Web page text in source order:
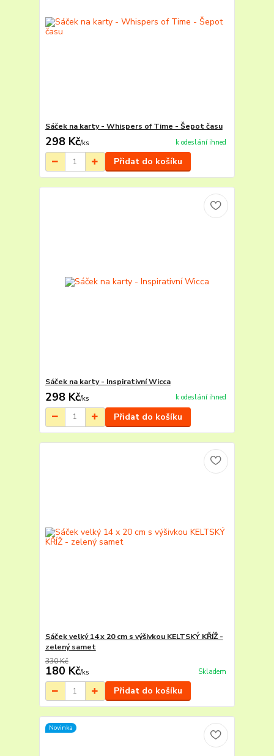
Sáček na karty - Whispers of Time - Šepot času
298 Kč/ks k odeslání ihned
Přidat do košíku
Sáček na karty - Inspirativní Wicca
298 Kč/ks k odeslání ihned
Přidat do košíku
Sáček velký 14 x 20 cm s výšivkou KELTSKÝ KŘÍŽ -
zelený samet
330 Kč
180 Kč/ks Skladem
Přidat do košíku
Novinka